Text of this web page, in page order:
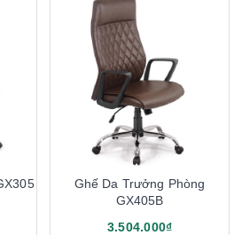
Ghế Da Trưởng Phòng
GX405B
3.504.000₫